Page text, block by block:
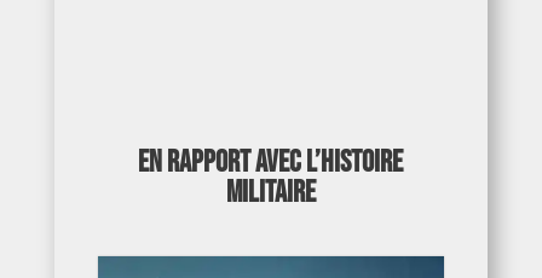
En rapport avec l’Histoire
militaire